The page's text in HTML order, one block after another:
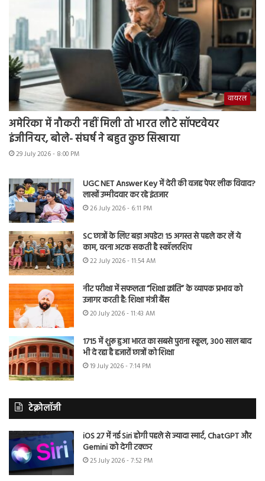
वायरल
अमेरिका में नौकरी नहीं मिली तो भारत लौटे सॉफ्टवेयर
इंजीनियर, बोले- संघर्ष ने बहुत कुछ सिखाया
29 July 2026 - 8:00 PM
UGC NET Answer Key में देरी की वजह पेपर लीक विवाद?
लाखों उम्मीदवार कर रहे इंतजार
26 July 2026 - 6:11 PM
SC छात्रों के लिए बड़ा अपडेट! 15 अगस्त से पहले कर लें ये
काम, वरना अटक सकती है स्कॉलरशिप
22 July 2026 - 11:54 AM
नीट परीक्षा में सफलता “शिक्षा क्रांति” के व्यापक प्रभाव को
उजागर करती है: शिक्षा मंत्री बैंस
20 July 2026 - 11:43 AM
1715 में शुरू हुआ भारत का सबसे पुराना स्कूल, 300 साल बाद
भी दे रहा है हजारों छात्रों को शिक्षा
19 July 2026 - 7:14 PM
टेक्नोलॉजी
iOS 27 में नई Siri होगी पहले से ज्यादा स्मार्ट, ChatGPT और
Gemini को देगी टक्कर
25 July 2026 - 7:52 PM